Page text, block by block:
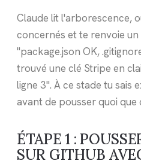
Claude lit l'arborescence,
concernés et te renvoie
"package.json OK,
trouvé une clé Stripe en
ligne 3". À ce stade tu sais
avant de pousser quoi que
ÉTAPE 1 :
SUR GITHUB